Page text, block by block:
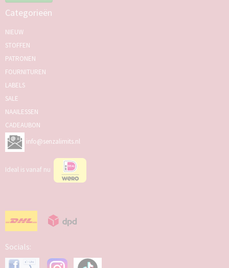
Categorieën
NIEUW
STOFFEN
PATRONEN
FOURNITUREN
LABELS
SALE
NAAILESSEN
CADEAUBON
info@senzalimits.nl
Ideal is vanaf nu
Socials: